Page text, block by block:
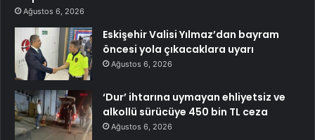
Ağustos 6, 2026
Eskişehir Valisi Yılmaz’dan bayram
öncesi yola çıkacaklara uyarı
Ağustos 6, 2026
‘Dur’ ihtarına uymayan ehliyetsiz ve
alkollü sürücüye 450 bin TL ceza
Ağustos 6, 2026